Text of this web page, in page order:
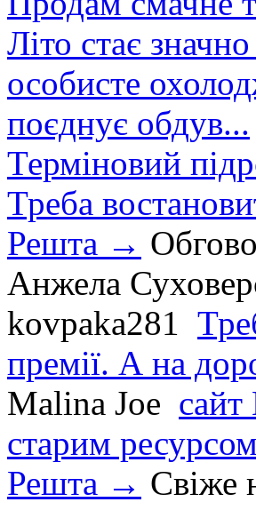
Літо стає
особисте
поєднує обдув...
Терміновий
Треба
Решта →
Анжела
kovpaka281
премії. А на
Malina Joe
старим
Решта → Свіже